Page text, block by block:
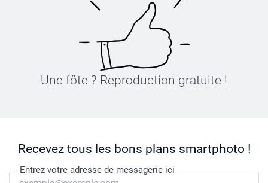
Une fôte ? Reproduction gratuite !
Recevez tous les bons plans smartphoto !
Entrez votre adresse de messagerie ici